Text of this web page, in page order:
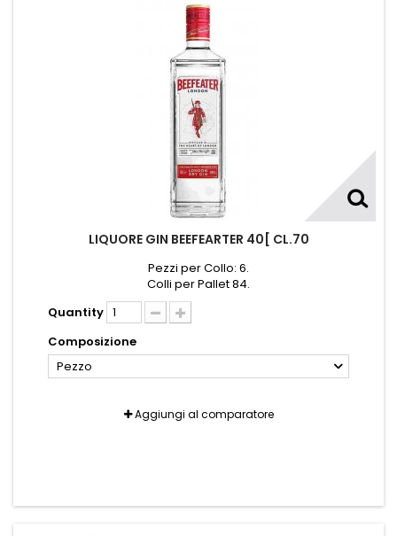
LIQUORE GIN BEEFEARTER 40[ CL.70
Pezzi per Collo: 6.
Colli per Pallet 84.
Quantity
Composizione
Pezzo
Aggiungi al comparatore